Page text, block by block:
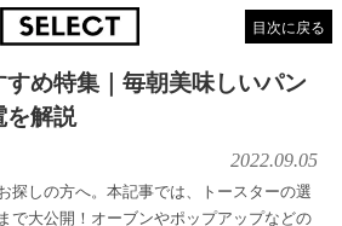
目次に戻る
すめ特集｜毎朝美味しいパン
を解説
2022.09.05
探しの方へ。本記事では、トースターの選
で大公開！オーブンやポップアップなどの